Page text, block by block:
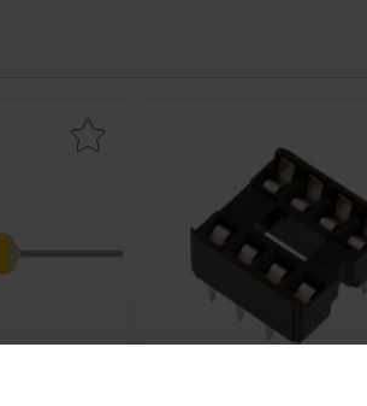
0.25W 120ohm (120R) som favorit
Makera dIL-